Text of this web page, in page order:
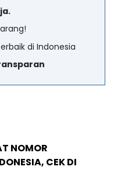
di Indonesia
NOMOR
CEK DI